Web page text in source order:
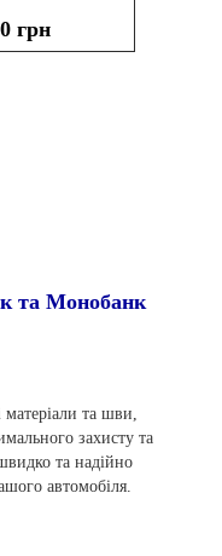
грн
та Монобанк
та шви,
захисту та
та надійно
автомобіля.